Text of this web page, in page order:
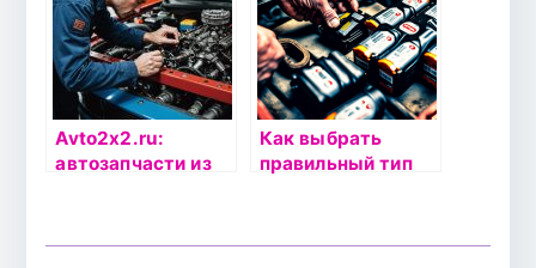
Avto2x2.ru:
автозапчасти из
Как выбрать
правильный тип